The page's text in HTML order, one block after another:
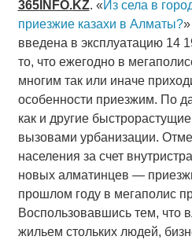
365INFO.KZ. «Из села в
приезжие казахи в Алматы?
введена в эксплуатацию 14
то, что ежегодно в
многим так или иначе
особенности приезжим. По
как и другие
вызовами урбанизации.
населения за счет
новых алматинцев —
прошлом году в мегаполис
Воспользовавшись тем, что
жильем стольких людей,